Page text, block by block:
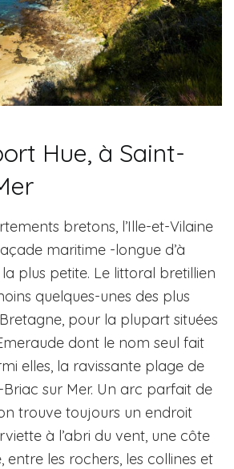
Hue, à Saint-
bretons, l’Ille-et-Vilaine
maritime -longue d’à
plus petite. Le littoral bretillien
quelques-unes des plus
pour la plupart situées
dont le nom seul fait
elles, la ravissante plage de
sur Mer. Un arc parfait de
trouve toujours un endroit
à l’abri du vent, une côte
entre les rochers, les collines et